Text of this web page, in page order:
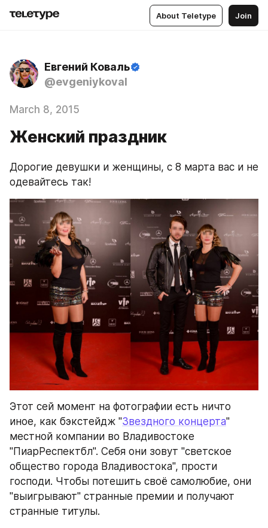
About Teletype Join
Евгений Коваль
@evgeniykoval
March 8, 2015
Женский праздник
Дорогие девушки и женщины, с 8 марта вас и не
одевайтесь так!
Этот сей момент на фотографии есть ничто
иное, как бэкстейдж "Звездного концерта"
местной компании во Владивостоке
"ПиарРеспектбл". Себя они зовут "светское
общество города Владивостока", прости
господи. Чтобы потешить своё самолюбие, они
"выигрывают" странные премии и получают
странные титулы.